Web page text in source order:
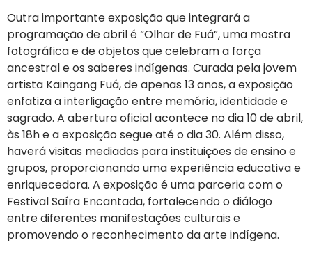
Outra importante exposição que integrará a
programação de abril é “Olhar de Fuá”, uma mostra
fotográfica e de objetos que celebram a força
ancestral e os saberes indígenas. Curada pela jovem
artista Kaingang Fuá, de apenas 13 anos, a exposição
enfatiza a interligação entre memória, identidade e
sagrado. A abertura oficial acontece no dia 10 de abril,
às 18h e a exposição segue até o dia 30. Além disso,
haverá visitas mediadas para instituições de ensino e
grupos, proporcionando uma experiência educativa e
enriquecedora. A exposição é uma parceria com o
Festival Saíra Encantada, fortalecendo o diálogo
entre diferentes manifestações culturais e
promovendo o reconhecimento da arte indígena.